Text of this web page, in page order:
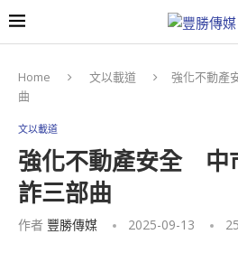
Home 文以載道
強化不動產
曲
文以載道
強化不動產安全 中
詐三部曲
作者 豐勝傳媒 2025-09-13